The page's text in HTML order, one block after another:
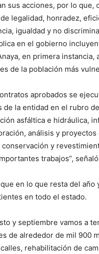
sus acciones, por lo que,
legalidad, honradez,
igualdad y no
en el gobierno
en primera instancia,
de la población más
aprobados se
de la entidad en el rubro
asfáltica e hidráulica,
análisis y proyectos
conservación y
trabajos”,
en lo que resta del año
en todo el estado.
y septiembre vamos a
de alrededor de mil 900
rehabilitación de